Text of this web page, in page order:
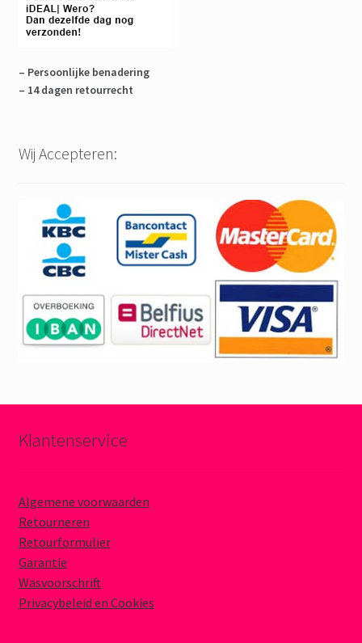
– Persoonlijke benadering
– 14 dagen retourrecht
Wij Accepteren:
Klantenservice
Algemene voorwaarden
Retourneren
Retourformulier
Garantie
Wasvoorschrift
Privacybeleid en Cookies